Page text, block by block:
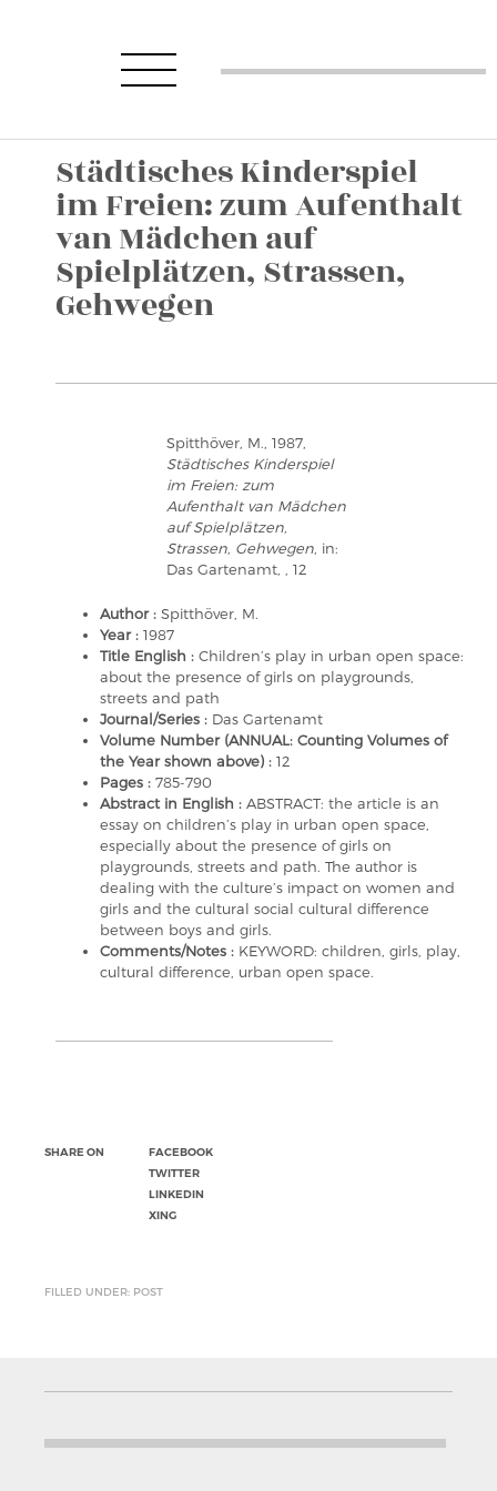
Städtisches Kinderspiel
im Freien: zum Aufenthalt
van Mädchen auf
Spielplätzen, Strassen,
Gehwegen
Spitthöver, M., 1987,
Städtisches Kinderspiel
im Freien: zum
Aufenthalt van Mädchen
auf Spielplätzen,
Strassen, Gehwegen , in:
Das Gartenamt, , 12
Author : Spitthöver, M.
Year : 1987
Title English : Children’s play in urban open space:
about the presence of girls on playgrounds,
streets and path
Journal/Series : Das Gartenamt
Volume Number (ANNUAL: Counting Volumes of
the Year shown above) : 12
Pages : 785-790
Abstract in English : ABSTRACT: the article is an
essay on children’s play in urban open space,
especially about the presence of girls on
playgrounds, streets and path. The author is
dealing with the culture’s impact on women and
girls and the cultural social cultural difference
between boys and girls.
Comments/Notes : KEYWORD: children, girls, play,
cultural difference, urban open space.
SHARE ON
FACEBOOK
TWITTER
LINKEDIN
XING
FILLED UNDER: POST